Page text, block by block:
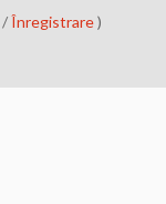
/Înregistrare)